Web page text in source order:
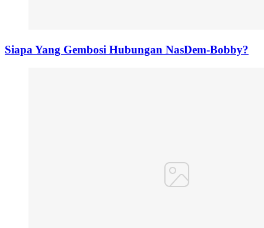
Siapa Yang Gembosi Hubungan NasDem-Bobby?